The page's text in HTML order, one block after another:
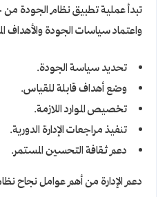
تبدأ عملية تطبيق نظام الجودة من
واعتماد سياسات الجودة والأهداف
تحديد سياسة الجودة.
وضع أهداف قابلة للقياس.
تخصيص الموارد اللازمة.
تنفيذ مراجعات الإدارة الدورية.
دعم ثقافة التحسين المستمر.
دعم الإدارة من أهم عوامل نجاح